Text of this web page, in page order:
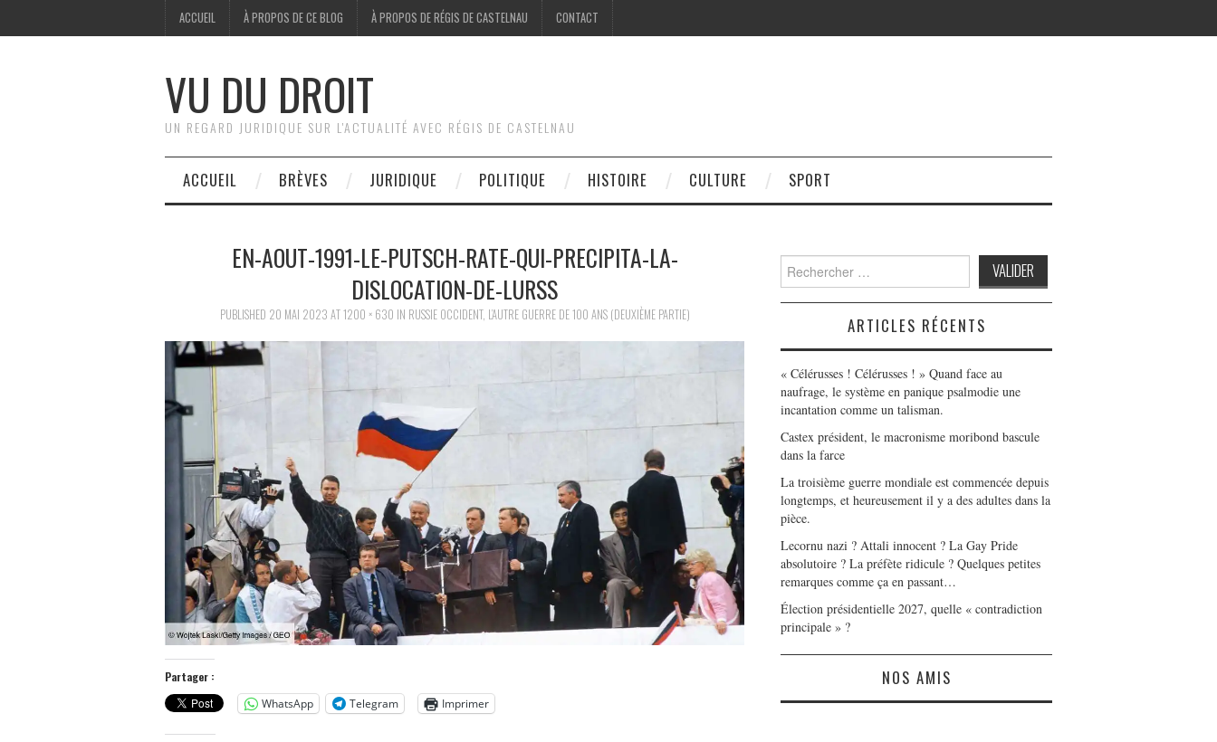
ACCUEIL À PROPOS DE CE BLOG À PROPOS DE RÉGIS DE CASTELNAU CONTACT
VU DU DROIT
UN REGARD JURIDIQUE SUR L'ACTUALITÉ AVEC RÉGIS DE CASTELNAU
ACCUEIL BRÈVES JURIDIQUE POLITIQUE HISTOIRE CULTURE SPORT
EN-AOUT-1991-LE-PUTSCH-RATE-QUI-PRECIPITA-LA-
DISLOCATION-DE-LURSS
PUBLISHED 20 MAI 2023 AT1200 × 630 IN RUSSIE OCCIDENT, L’AUTRE GUERRE DE 100 ANS (DEUXIÈME PARTIE)
Partager :
WhatsApp
Telegram Imprimer
Search
for:
ARTICLES RÉCENTS
« Célérusses ! Célérusses ! » Quand face au
naufrage, le système en panique psalmodie une
incantation comme un talisman.
Castex président, le macronisme moribond bascule
dans la farce
La troisième guerre mondiale est commencée depuis
longtemps, et heureusement il y a des adultes dans la
pièce.
Lecornu nazi ? Attali innocent ? La Gay Pride
absolutoire ? La préfète ridicule ? Quelques petites
remarques comme ça en passant…
Élection présidentielle 2027, quelle « contradiction
principale » ?
NOS AMIS